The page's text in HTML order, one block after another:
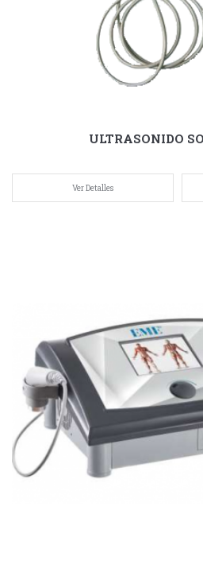
ULTRASONIDO
Ver Detalles